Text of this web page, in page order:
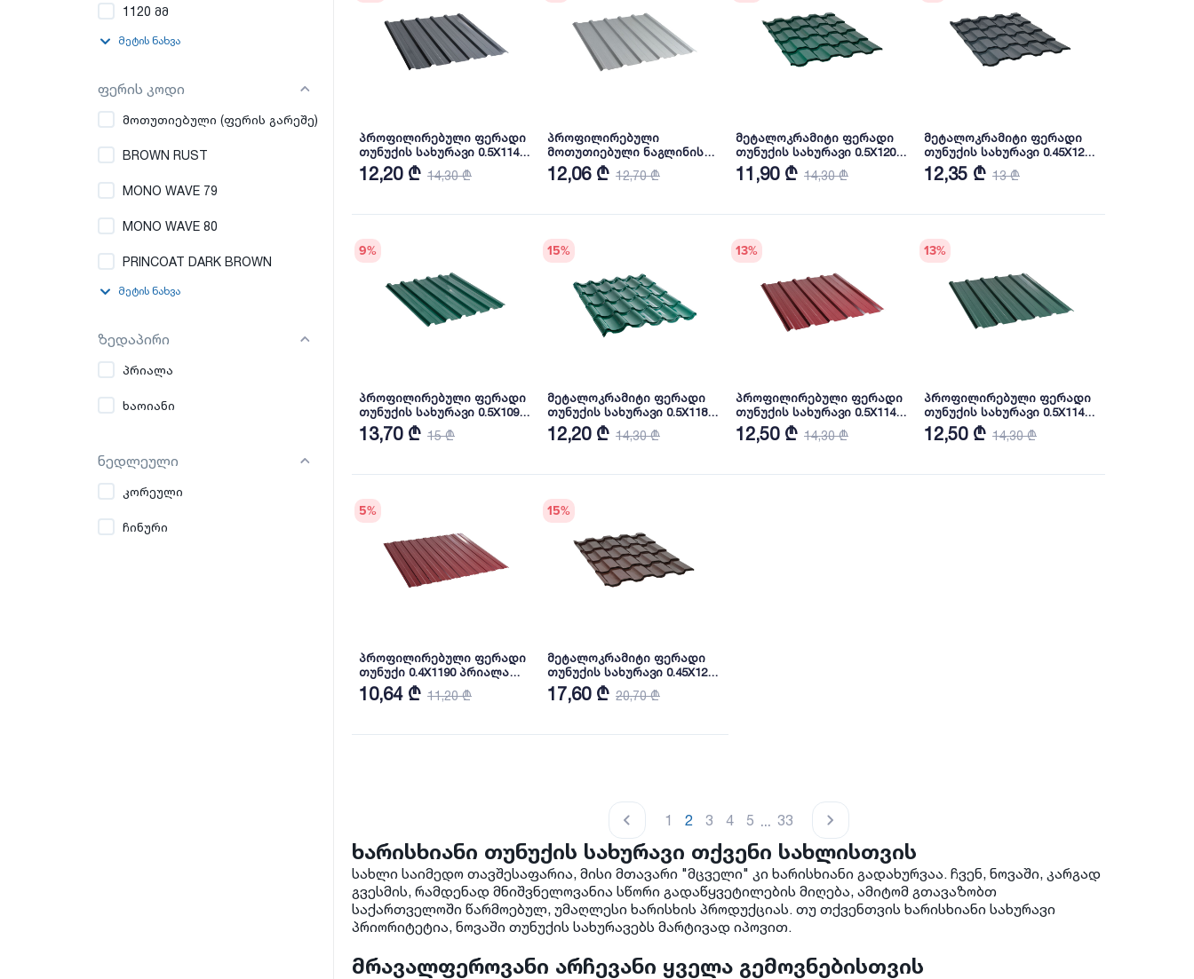
1120 მმ
მეტის ნახვა
ფერის კოდი
მოთუთიებული (ფერის გარეშე)
BROWN RUST
MONO WAVE 79
MONO WAVE 80
PRINCOAT DARK BROWN
მეტის ნახვა
ზედაპირი
პრიალა
ხაოიანი
ნედლეული
კორეული
ჩინური
პროფილირებული ფერადი
თუნუქის სახურავი 0.5X1140
პრიალა RAL7016 NOVA
12,20 ₾ 14,30 ₾
პროფილირებული
მოთუთიებული ნაგლინის
სახურავი 0.45X1140 პრიალა
NOVA
12,06 ₾ 12,70 ₾
მეტალოკრამიტი ფერადი
თუნუქის სახურავი 0.5X1200
პრიალა RAL 6005 NOVA
11,90 ₾ 14,30 ₾
მეტალოკრამიტი ფერადი
თუნუქის სახურავი 0.45X1200
პრიალა RAL7016 NOVA
12,35 ₾ 13 ₾
9%
პროფილირებული ფერადი
თუნუქის სახურავი 0.5X1090
პრიალა RAL6005 NOVA
13,70 ₾ 15 ₾
15%
მეტალოკრამიტი ფერადი
თუნუქის სახურავი 0.5X1180
პრიალა RAL 6005 NOVA
12,20 ₾ 14,30 ₾
13%
პროფილირებული ფერადი
თუნუქის სახურავი 0.5X1140
პრიალა RAL3005 NOVA
12,50 ₾ 14,30 ₾
13%
პროფილირებული ფერადი
თუნუქის სახურავი 0.5X1140
პრიალა RAL6005 NOVA
12,50 ₾ 14,30 ₾
5%
პროფილირებული ფერადი
თუნუქი 0.4X1190 პრიალა
RAL3005 NOVA
10,64 ₾ 11,20 ₾
15%
მეტალოკრამიტი ფერადი
თუნუქის სახურავი 0.45X1200
პრიალა RAL 8019 (სამხრეთ
კორეა) NOVA
17,60 ₾ 20,70 ₾
1 2 3 4 5 ... 33
ხარისხიანი თუნუქის სახურავი თქვენი სახლისთვის
სახლი საიმედო თავშესაფარია, მისი მთავარი "მცველი" კი ხარისხიანი გადახურვაა. ჩვენ, ნოვაში, კარგად
გვესმის, რამდენად მნიშვნელოვანია სწორი გადაწყვეტილების მიღება, ამიტომ გთავაზობთ
საქართველოში წარმოებულ, უმაღლესი ხარისხის პროდუქციას. თუ თქვენთვის ხარისხიანი სახურავი
პრიორიტეტია, ნოვაში თუნუქის სახურავებს მარტივად იპოვით.
მრავალფეროვანი არჩევანი ყველა გემოვნებისთვის